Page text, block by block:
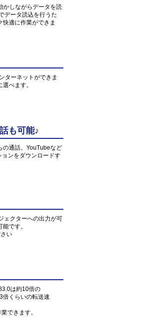
かしながらデータを読
データ読込を行うた
適に作業ができま
ターネットができま
べます。
も可能♪
の通話。YouTubeなど
ンをダウンロードす
ェクターへの出力が可
です。
い
は約10倍の
倍くらいの転送速
できます。